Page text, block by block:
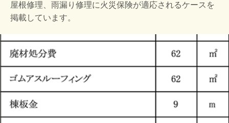
屋根修理、雨漏り修理に火災保険が適応されるケースを
掲載しています。